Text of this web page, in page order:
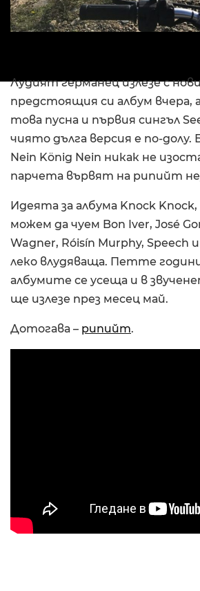
Лудият германец излезе с
предстоящия си албум вчера,
това пусна и първия сингъл
чиято дълга версия е по-
Nein König Nein никак не
парчета вървят на рипийт
Идеята за албума Knock
можем да чуем Bon Iver, José
Wagner, Róisín Murphy, Speech
леко влудяваща. Петте
албумите се усеща и в
ще излезе през месец май.
Дотогава – рипийт.